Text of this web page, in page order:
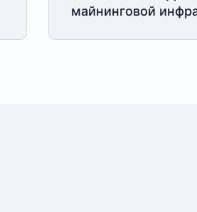
майнинговой